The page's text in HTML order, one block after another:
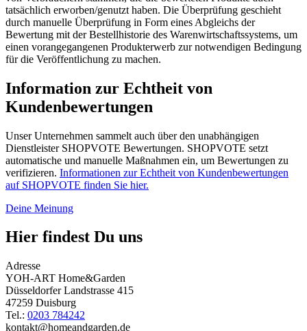
tatsächlich erworben/genutzt haben. Die Überprüfung geschieht
durch manuelle Überprüfung in Form eines Abgleichs der
Bewertung mit der Bestellhistorie des Warenwirtschaftssystems, um
einen vorangegangenen Produkterwerb zur notwendigen Bedingung
für die Veröffentlichung zu machen.
Information zur Echtheit von
Kundenbewertungen
Unser Unternehmen sammelt auch über den unabhängigen
Dienstleister SHOPVOTE Bewertungen. SHOPVOTE setzt
automatische und manuelle Maßnahmen ein, um Bewertungen zu
verifizieren. Informationen zur Echtheit von Kundenbewertungen
auf SHOPVOTE finden Sie hier.
Deine Meinung
Hier findest Du uns
Adresse
YOH-ART Home&Garden
Düsseldorfer Landstrasse 415
47259 Duisburg
Tel.: 0203 784242
kontakt@homeandgarden.de